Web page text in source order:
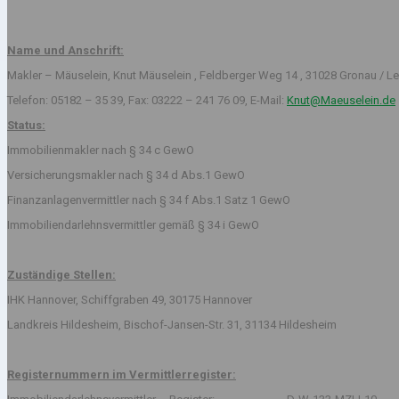
Name und Anschrift:
Makler – Mäuselein, Knut Mäuselein , Feldberger Weg 14 , 31028 Gronau /
Telefon: 05182 – 35 39, Fax: 03222 – 241 76 09, E-Mail: Knut@Maeuselein.de
Status:
Immobilienmakler nach § 34 c GewO
Versicherungsmakler nach § 34 d Abs.1 GewO
Finanzanlagenvermittler nach § 34 f Abs.1 Satz 1 GewO
Immobiliendarlehnsvermittler gemäß § 34 i GewO
Zuständige Stellen:
IHK Hannover, Schiffgraben 49, 30175 Hannover
Landkreis Hildesheim, Bischof-Jansen-Str. 31, 31134 Hildesheim
Registernummern im Vermittlerregister: